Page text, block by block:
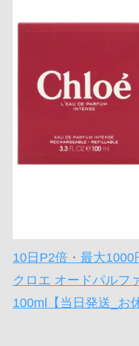
10日P2倍・最大
クロエ オードパルフ
100ml【当日発送_お